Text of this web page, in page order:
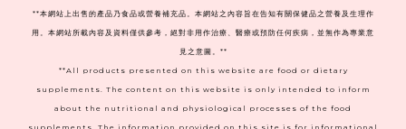
**本網站上出售的產品乃食品或營養補充品。本網站之內容旨在告知有關保健品之營養及生理作
用。本網站所載內容及資料僅供參考，絕對非用作治療、醫療或預防任何疾病，並無作為專業意
見之意圖。**
**All products presented on this website are food or dietary
supplements. The content on this website is only intended to inform
about the nutritional and physiological processes of the food
supplements. The information provided on this site is for informational